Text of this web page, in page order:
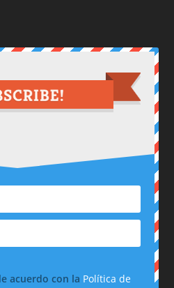
acuerdo con la Política de